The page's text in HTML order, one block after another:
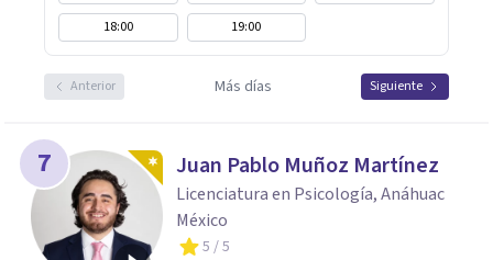
18:00
19:00
Anterior Más días Siguiente
7 Juan Pablo Muñoz Martínez
Licenciatura en Psicología, Anáhuac
México
5 / 5